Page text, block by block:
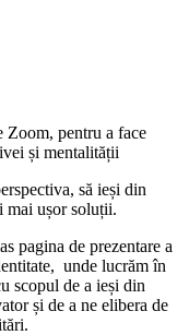
Zoom, pentru a face
și mentalității
să ieși din
mai ușor soluții.
pagina de prezentare a
unde lucrăm în
scopul de a ieși din
și de a ne elibera de